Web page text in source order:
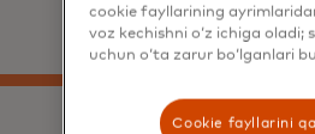
cookie fayllarining
voz kechishni o‘z ichiga
uchun o‘ta zarur bo‘lganlari
Cookie fayllarini